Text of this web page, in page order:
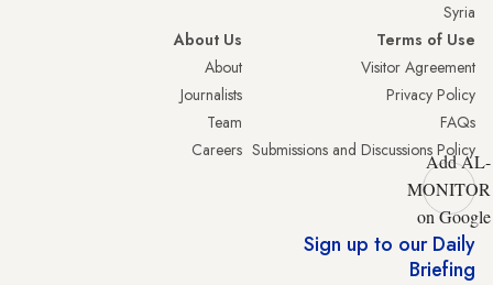
Syria
Terms of Use
Visitor Agreement
Privacy Policy
FAQs
Submissions and Discussions Policy
About Us
About
Journalists
Team
Careers
Add AL-
MONITOR
on Google
Sign up to our Daily
Briefing